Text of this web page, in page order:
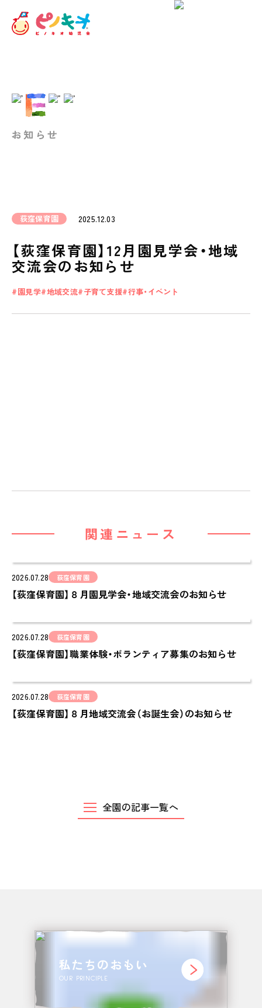
cocoiro
放課後等デイサービス
保護者様の声
お知らせ
COMPANY
採用情報
CONTACT
お知らせ
荻窪保育園 2025.12.03
【荻窪保育園】12月園見学会・地域
交流会のお知らせ
園見学 地域交流 子育て支援 行事・イベント
関連ニュース
2026.07.28 荻窪保育園
【荻窪保育園】８月園見学会・地域交流会のお知らせ
2026.07.28 荻窪保育園
【荻窪保育園】職業体験・ボランティア募集のお知らせ
2026.07.28 荻窪保育園
【荻窪保育園】８月地域交流会（お誕生会）のお知らせ
全園の記事一覧へ
私たちのおもい
OUR PRINCIPLE